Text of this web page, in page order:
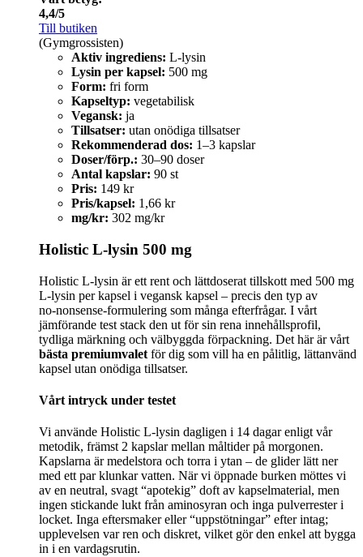
4,4/5
Till butiken
(Gymgrossisten)
Aktiv ingrediens: L-lysin
Lysin per kapsel: 500 mg
Form: fri form
Kapseltyp: vegetabilisk
Vegansk: ja
Tillsatser: utan onödiga tillsatser
Rekommenderad dos: 1–3 kapslar
Doser/förp.: 30–90 doser
Antal kapslar: 90 st
Pris: 149 kr
Pris/kapsel: 1,66 kr
mg/kr: 302 mg/kr
Holistic L-lysin 500 mg
Holistic L-lysin är ett rent och lättdoserat tillskott med 500 mg
L‑lysin per kapsel i vegansk kapsel – precis den typ av
no‑nonsense‑formulering som många efterfrågar. I vårt
jämförande test stack den ut för sin rena innehållsprofil,
tydliga märkning och välbyggda förpackning. Det här är vårt
bästa premiumvalet för dig som vill ha en pålitlig, lättanvänd
kapsel utan onödiga tillsatser.
Vårt intryck under testet
Vi använde Holistic L‑lysin dagligen i 14 dagar enligt vår
metodik, främst 2 kapslar mellan måltider på morgonen.
Kapslarna är medelstora och torra i ytan – de glider lätt ner
med ett par klunkar vatten. När vi öppnade burken möttes vi
av en neutral, svagt “apotekig” doft av kapselmaterial, men
ingen stickande lukt från aminosyran och inga pulverrester i
locket. Inga eftersmaker eller “uppstötningar” efter intag;
upplevelsen var ren och diskret, vilket gör den enkel att bygga
in i en vardagsrutin.